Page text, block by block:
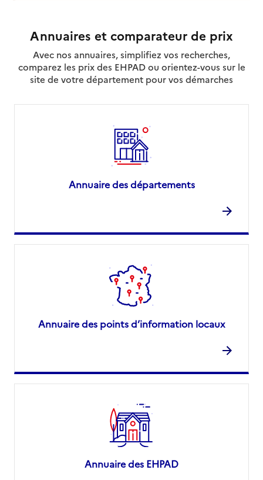
Annuaires et comparateur de prix
Avec nos annuaires, simplifiez vos recherches,
comparez les prix des EHPAD ou orientez-vous sur le
site de votre département pour vos démarches
Annuaire des départements
Annuaire des points d’information locaux
Annuaire des EHPAD